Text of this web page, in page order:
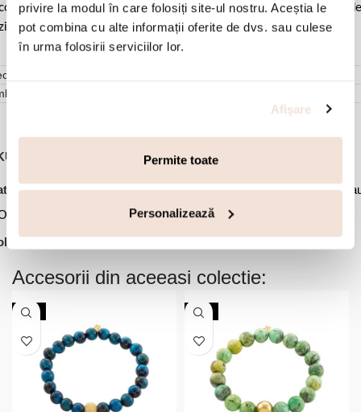
privire la modul în care folosiți site-ul nostru. Aceștia le
pot combina cu alte informații oferite de dvs. sau culese
în urma folosirii serviciilor lor.
Afişare
Permite toate
Personalizează
sa o lustruiti cu o laveta curata pentru a evita depunerea de
(0)
Bijuterii dama, Coliere, Coliere argint, Coliere placate cu
lunii
Accesorii din aceeasi colectie:
NOU NOU